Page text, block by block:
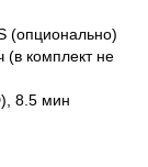
(опционально)
(в комплект не
8.5 мин